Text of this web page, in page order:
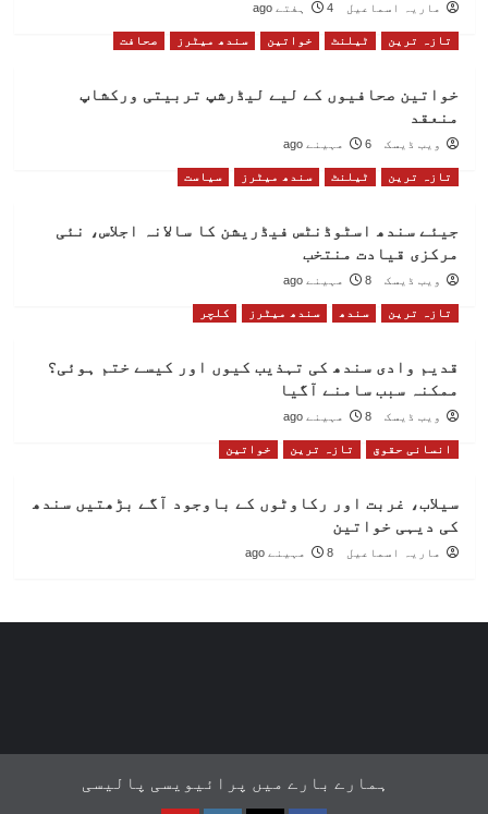
ماریہ اسماعیل 4 ہفتے ago
تازہ ترین ٹیلنٹ خواتین سندھ میٹرز صحافت
خواتین صحافیوں کے لیے لیڈرشپ تربیتی ورکشاپ
منعقد
ویب ڈیسک 6 مہینے ago
تازہ ترین ٹیلنٹ سندھ میٹرز سیاست
جیئے سندھ اسٹوڈنٹس فیڈریشن کا سالانہ اجلاس، نئی
مرکزی قیادت منتخب
ویب ڈیسک 8 مہینے ago
تازہ ترین سندھ سندھ میٹرز کلچر
قدیم وادی سندھ کی تہذیب کیوں اور کیسے ختم ہوئی؟
ممکنہ سبب سامنے آگیا
ویب ڈیسک 8 مہینے ago
انسانی حقوق تازہ ترین خواتین
سیلاب، غربت اور رکاوٹوں کے باوجود آگے بڑھتیں سندھ
کی دیہی خواتین
ماریہ اسماعیل 8 مہینے ago
ہمارے بارے میں پرائیویسی پالیسی